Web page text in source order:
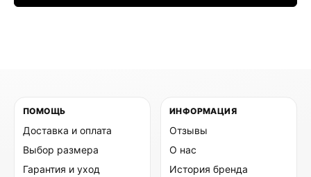
ПОМОЩЬ
Доставка и оплата
Выбор размера
Гарантия и уход
ИНФОРМАЦИЯ
Отзывы
О нас
История бренда